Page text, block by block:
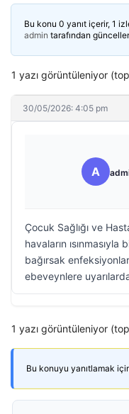
Bu konu 0 yanıt içerir, 1
admin tarafından
1 yazı görüntüleniyor
30/05/2026: 4:05 pm
A
Çocuk Sağlığı ve
havaların
bağırsak
ebeveynlere
1 yazı görüntüleniyor
Bu konuyu yanıtlamak